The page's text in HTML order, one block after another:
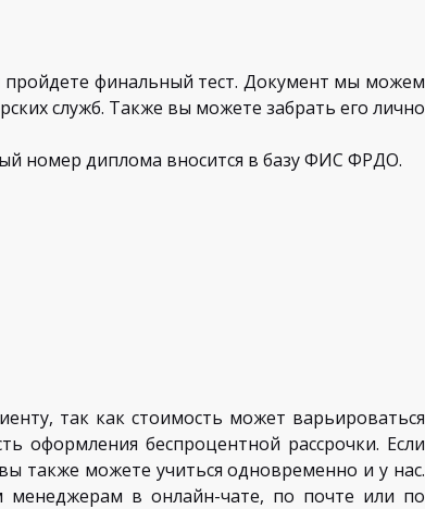
пройдете финальный тест. Документ мы можем
служб. Также вы можете забрать его лично
номер диплома вносится в базу ФИС ФРДО.
так как стоимость может варьироваться
оформления беспроцентной рассрочки. Если
также можете учиться одновременно и у нас.
в онлайн-чате, по почте или по